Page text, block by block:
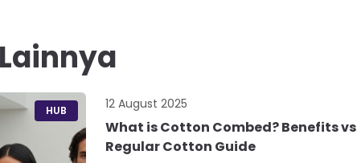
HUB 12 August 2025
What is Cotton Combed? Benefits vs
Regular Cotton Guide